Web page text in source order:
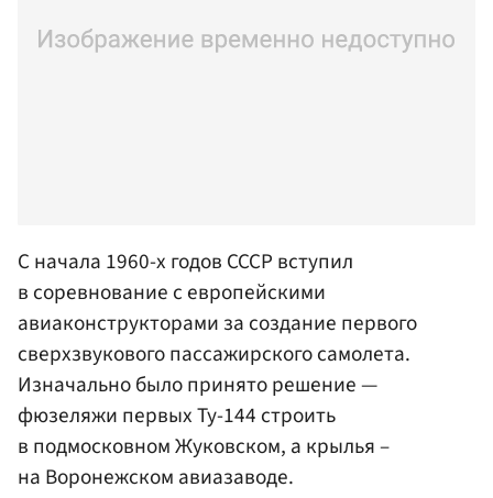
С начала 1960-х годов СССР вступил
в соревнование с европейскими
авиаконструкторами за создание первого
сверхзвукового пассажирского самолета.
Изначально было принято решение —
фюзеляжи первых Ту-144 строить
в подмосковном Жуковском, а крылья –
на Воронежском авиазаводе.